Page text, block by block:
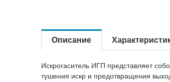
Описание
Искрогаситель ИГП представляет
тушения искр и предотвращения